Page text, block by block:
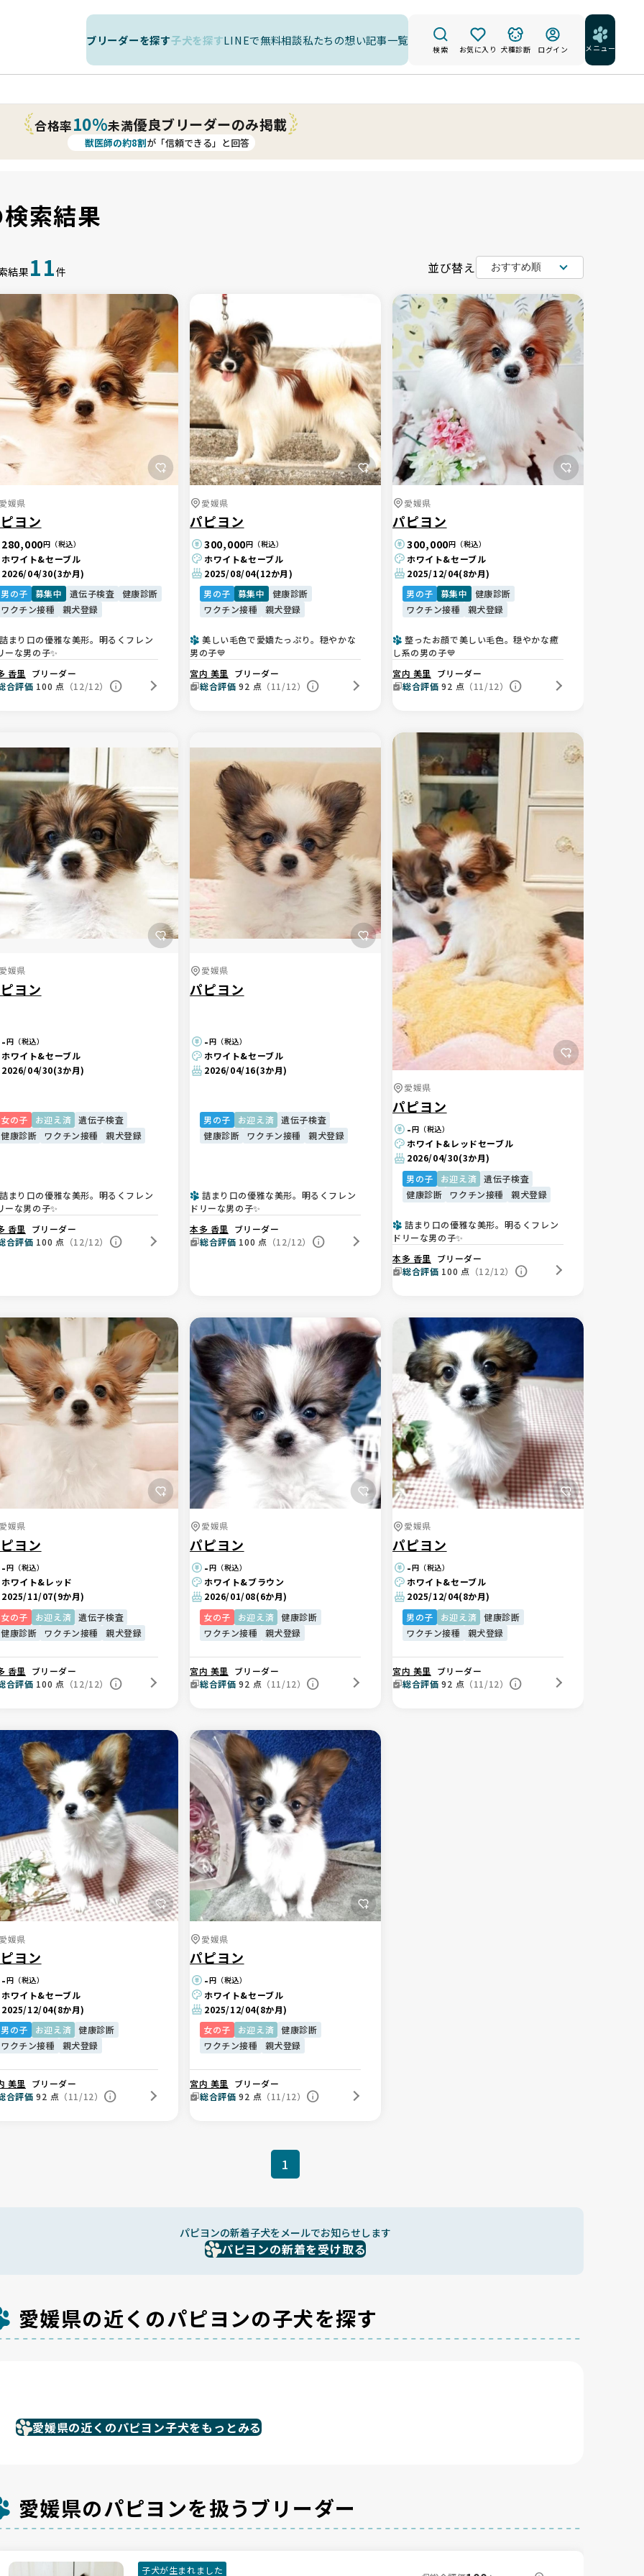
ブリーダーを探す子犬を探すLINEで無料相談私たちの想い記事一覧
検索 お気に入り 犬種診断 ログイン メニュー
合格率10%未満優良ブリーダーのみ掲載
獣医師の約8割が「信頼できる」と回答
索結果
結果 11件 並び替え
媛県
ヨン
280,000円（税込）
ホワイト&セーブル
2026/04/30(3か月)
男の子
募集中 遺伝子検査
健康診断
ワクチン接種
親犬登録
詰まり口の優雅な美形。明るくフレン
ーな男の子✨
香里 ブリーダー
合評価 100 点 （12/12）
愛媛県
パピヨン
300,000円（税込）
ホワイト&セーブル
2025/08/04(12か月)
男の子
募集中
健康診断
ワクチン接種
親犬登録
美しい毛色で愛嬌たっぷり。穏やかな
男の子💙
宮内 美里 ブリーダー
総合評価 92 点 （11/12）
愛媛県
パピヨン
300,000円（税込）
ホワイト&セーブル
2025/12/04(8か月)
男の子
募集中
健康診断
ワクチン接種
親犬登録
整ったお顔で美しい毛色。穏やかな癒
し系の男の子💙
宮内 美里 ブリーダー
総合評価 92 点 （11/12）
媛県
ヨン
-円（税込）
ホワイト&セーブル
2026/04/30(3か月)
女の子 お迎え済
遺伝子検査
健康診断
ワクチン接種 親犬登録
詰まり口の優雅な美形。明るくフレン
ーな男の子✨
香里 ブリーダー
合評価 100 点 （12/12）
愛媛県
パピヨン
-円（税込）
ホワイト&セーブル
2026/04/16(3か月)
男の子 お迎え済
遺伝子検査
健康診断
ワクチン接種 親犬登録
詰まり口の優雅な美形。明るくフレン
ドリーな男の子✨
本多 香里 ブリーダー
総合評価 100 点 （12/12）
愛媛県
パピヨン
-円（税込）
ホワイト&レッドセーブル
2026/04/30(3か月)
男の子
お迎え済
遺伝子検査
健康診断
ワクチン接種 親犬登録
詰まり口の優雅な美形。明るくフレン
ドリーな男の子✨
本多 香里 ブリーダー
総合評価 100 点 （12/12）
媛県
ヨン
-円（税込）
ホワイト&レッド
2025/11/07(9か月)
女の子
お迎え済
遺伝子検査
健康診断
ワクチン接種 親犬登録
香里 ブリーダー
合評価 100 点 （12/12）
愛媛県
パピヨン
-円（税込）
ホワイト&ブラウン
2026/01/08(6か月)
女の子
お迎え済
健康診断
ワクチン接種
親犬登録
宮内 美里 ブリーダー
総合評価 92 点 （11/12）
愛媛県
パピヨン
-円（税込）
ホワイト&セーブル
2025/12/04(8か月)
男の子
お迎え済
健康診断
ワクチン接種
親犬登録
宮内 美里 ブリーダー
総合評価 92 点 （11/12）
媛県
ヨン
-円（税込）
ホワイト&セーブル
2025/12/04(8か月)
男の子
お迎え済
健康診断
ワクチン接種
親犬登録
美里 ブリーダー
合評価 92 点 （11/12）
愛媛県
パピヨン
-円（税込）
ホワイト&セーブル
2025/12/04(8か月)
女の子
お迎え済
健康診断
ワクチン接種
親犬登録
宮内 美里 ブリーダー
総合評価 92 点 （11/12）
1
パピヨンの新着子犬をメールでお知らせします
パピヨンの新着を受け取る
愛媛県の近くのパピヨンの子犬を探す
愛媛県の近くのパピヨン子犬をもっとみる
愛媛県のパピヨンを扱うブリーダー
子犬が生まれました